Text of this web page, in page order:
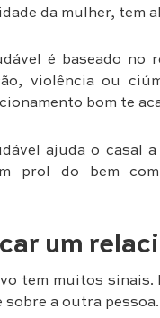
da mulher, tem
é baseado
violência ou
bom te
ajuda o casal
prol do bem
um
tem muitos
sobre a outra